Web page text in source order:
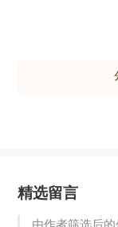
符串映射为短
维服务于挖掘
协方差矩阵特
假设数据符合高
标签。数据可
精选留言
由作者筛选后